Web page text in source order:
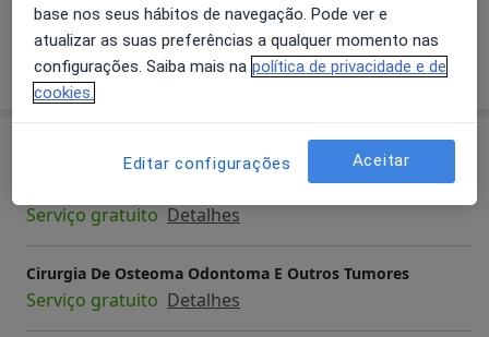
Mostrar mais detalhes
sobre a experiência
Serviço gratuito Detalhes
Cirurgia De Osteoma Odontoma E Outros Tumores
Serviço gratuito Detalhes
base nos seus hábitos de navegação. Pode ver e
atualizar as suas preferências a qualquer momento nas
configurações. Saiba mais na política de privacidade e de
cookies.
Editar configurações Aceitar